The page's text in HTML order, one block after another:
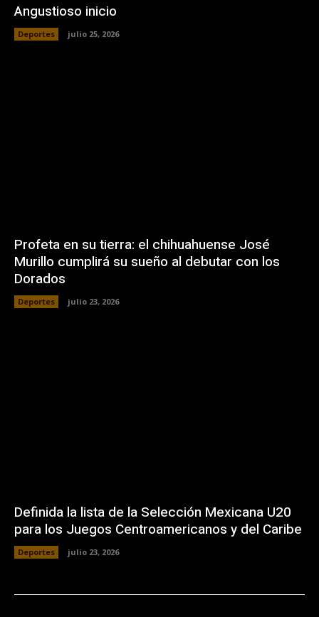
Angustioso inicio
Deportes julio 25, 2026
Profeta en su tierra: el chihuahuense José
Murillo cumplirá su sueño al debutar con los
Dorados
Deportes julio 23, 2026
Definida la lista de la Selección Mexicana U20
para los Juegos Centroamericanos y del Caribe
Deportes julio 23, 2026